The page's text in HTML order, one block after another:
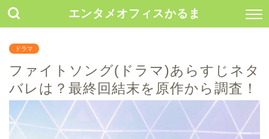
エンタメオフィスかるま
ドラマ
ファイトソング(ドラマ)あらすじネタ
バレは？最終回結末を原作から調査！